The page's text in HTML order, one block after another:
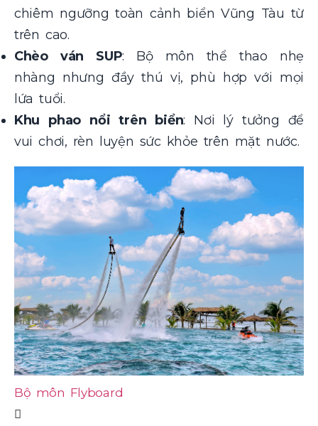
chiêm ngưỡng toàn cảnh biển Vũng Tàu từ
trên cao.
Chèo ván SUP: Bộ môn thể thao nhẹ
nhàng nhưng đầy thú vị, phù hợp với mọi
lứa tuổi.
Khu phao nổi trên biển: Nơi lý tưởng để
vui chơi, rèn luyện sức khỏe trên mặt nước.
Bộ môn Flyboard